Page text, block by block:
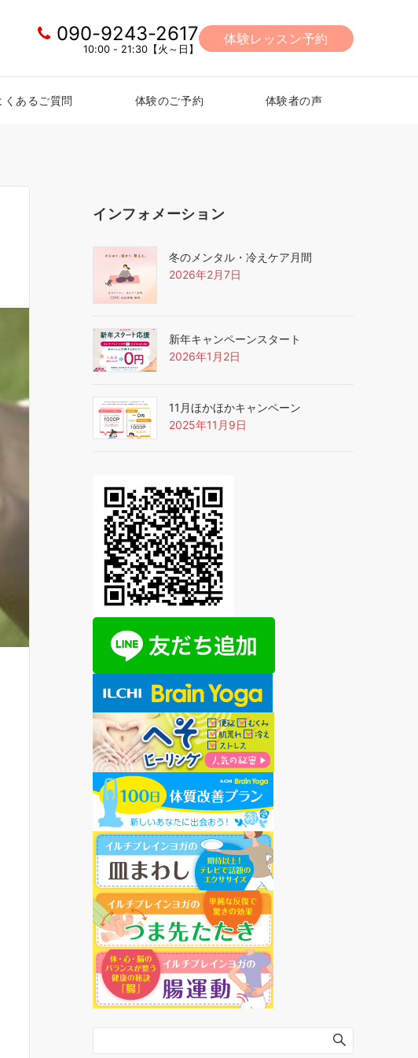
090-9243-2617
10:00 - 21:30【火～日】
体験レッスン予約
くあるご質問 体験のご予約 体験者の声
インフォメーション
冬のメンタル・冷えケア月間
2026年2月7日
新年キャンペーンスタート
2026年1月2日
11月ほかほかキャンペーン
2025年11月9日